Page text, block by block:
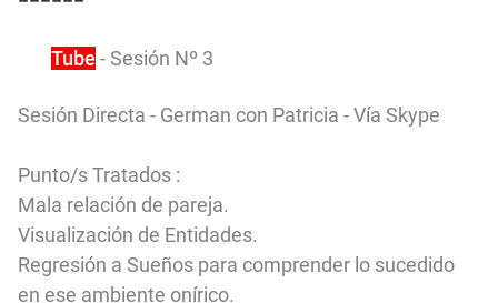
Tube - Sesión Nº 3
Sesión Directa - German con Patricia - Vía Skype
Punto/s Tratados :
Mala relación de pareja.
Visualización de Entidades.
Regresión a Sueños para comprender lo sucedido
en ese ambiente onírico.